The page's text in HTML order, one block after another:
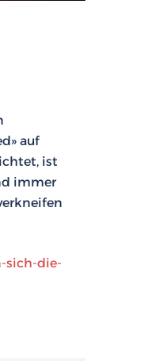
auf
ist
immer
sich-die-